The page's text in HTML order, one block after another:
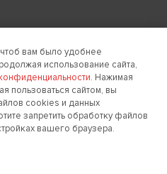
вам было удобнее
использование сайта,
. Нажимая
пользоваться сайтом, вы
cookies и данных
запретить обработку файлов
вашего браузера.